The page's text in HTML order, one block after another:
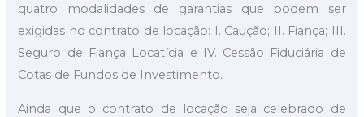
quatro modalidades de garantias que podem ser
exigidas no contrato de locação: I. Caução; II. Fiança; III.
Seguro de Fiança Locatícia e IV. Cessão Fiduciária de
Cotas de Fundos de Investimento.
Ainda que o contrato de locação seja celebrado de